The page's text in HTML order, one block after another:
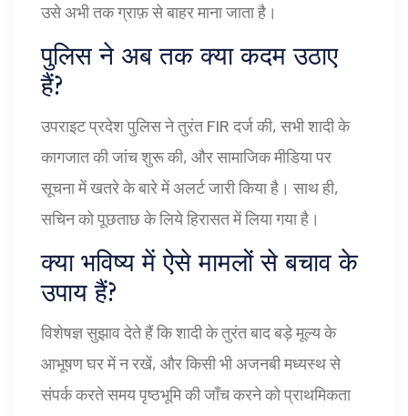
उसे अभी तक ग्राफ़ से बाहर माना जाता है।
पुलिस ने अब तक क्या कदम उठाए
हैं?
उपराइट प्रदेश पुलिस ने तुरंत FIR दर्ज की, सभी शादी के
कागजात की जांच शुरू की, और सामाजिक मीडिया पर
सूचना में खतरे के बारे में अलर्ट जारी किया है। साथ ही,
सचिन को पूछताछ के लिये हिरासत में लिया गया है।
क्या भविष्य में ऐसे मामलों से बचाव के
उपाय हैं?
विशेषज्ञ सुझाव देते हैं कि शादी के तुरंत बाद बड़े मूल्य के
आभूषण घर में न रखें, और किसी भी अजनबी मध्यस्थ से
संपर्क करते समय पृष्ठभूमि की जाँच करने को प्राथमिकता